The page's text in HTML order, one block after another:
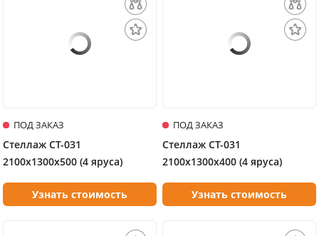
ПОД ЗАКАЗ
Стеллаж СТ-031
2100х1300х500 (4 яруса)
Узнать стоимость
ПОД ЗАКАЗ
Стеллаж СТ-031
2100х1300х400 (4 яруса)
Узнать стоимость